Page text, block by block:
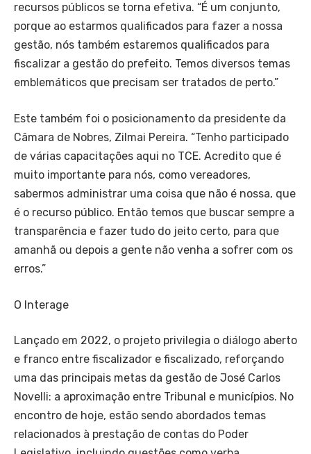
recursos públicos se torna efetiva. “É um conjunto,
porque ao estarmos qualificados para fazer a nossa
gestão, nós também estaremos qualificados para
fiscalizar a gestão do prefeito. Temos diversos temas
emblemáticos que precisam ser tratados de perto.”
Este também foi o posicionamento da presidente da
Câmara de Nobres, Zilmai Pereira. “Tenho participado
de várias capacitações aqui no TCE. Acredito que é
muito importante para nós, como vereadores,
sabermos administrar uma coisa que não é nossa, que
é o recurso público. Então temos que buscar sempre a
transparência e fazer tudo do jeito certo, para que
amanhã ou depois a gente não venha a sofrer com os
erros.”
O Interage
Lançado em 2022, o projeto privilegia o diálogo aberto
e franco entre fiscalizador e fiscalizado, reforçando
uma das principais metas da gestão de José Carlos
Novelli: a aproximação entre Tribunal e municípios. No
encontro de hoje, estão sendo abordados temas
relacionados à prestação de contas do Poder